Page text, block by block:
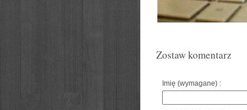
Zostaw komentarz
Imię (wymagane) :